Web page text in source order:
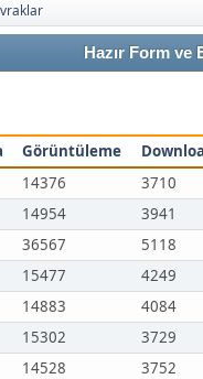
Hazır Form ve
Görüntüleme
14376 3710
14954 3941
36567 5118
15477 4249
14883 4084
15302 3729
14528 3752